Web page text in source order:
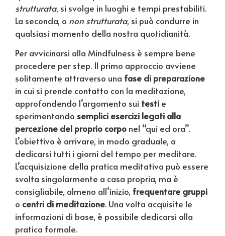
strutturata, si svolge in luoghi e tempi prestabiliti.
La seconda, o non strutturata, si può condurre in
qualsiasi momento della nostra quotidianità.
Per avvicinarsi alla Mindfulness è sempre bene
procedere per step. Il primo approccio avviene
solitamente attraverso una fase di preparazione
in cui si prende contatto con la meditazione,
approfondendo l’argomento sui testi e
sperimentando semplici esercizi legati alla
percezione del proprio corpo nel “qui ed ora”.
L’obiettivo è arrivare, in modo graduale, a
dedicarsi tutti i giorni del tempo per meditare.
L’acquisizione della pratica meditativa può essere
svolta singolarmente a casa propria, ma è
consigliabile, almeno all’inizio, frequentare gruppi
o centri di meditazione. Una volta acquisite le
informazioni di base, è possibile dedicarsi alla
pratica formale.